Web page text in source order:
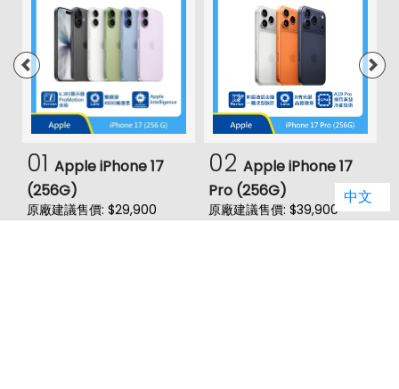
01 Apple iPhone 17
(256G)
原廠建議售價: $29,900
門市破盤價: $28,490
02 Apple iPhone 17
Pro (256G)
原廠建議售價: $39,900
門市破盤價: $36,790
中文